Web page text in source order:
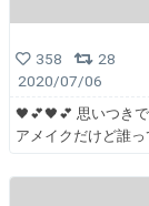
358
28
2020/07/06
🖤💕🖤💕 思いつき
アメイクだけど誰っ